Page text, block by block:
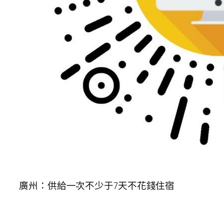
廣州：供給一次不少于7天不花錢住宿